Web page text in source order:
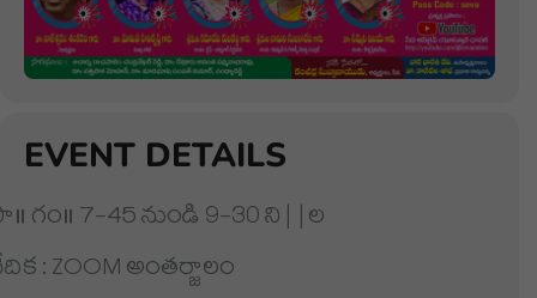
EVENT DETAILS
గం॥ 7-45 నుండి 9-30 ని||ల
: ZOOM అంతర్జాలం